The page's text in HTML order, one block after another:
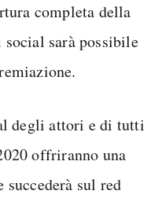
completa della
sarà possibile
degli attori e di tutti
offriranno una
sul red